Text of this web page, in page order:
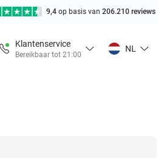
9,4 op basis van 206.210 reviews
Klantenservice
Bereikbaar tot 21:00
NL